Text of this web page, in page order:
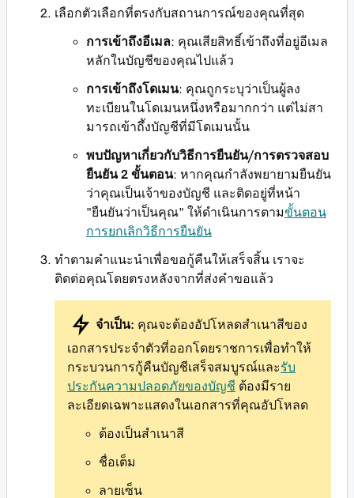
เลือกตัวเลือกที่ตรงกับสถานการณ์ของคุณที่สุด
การเข้าถึงอีเมล: คุณเสียสิทธิ์เข้าถึงที่อยู่อีเมล
หลักในบัญชีของคุณไปแล้ว
การเข้าถึงโดเมน: คุณถูกระบุว่าเป็นผู้ลง
ทะเบียนในโดเมนหนึ่งหรือมากกว่า แต่ไม่สา
มารถเข้าถึังบัญชีที่มีโดเมนนั้น
พบปัญหาเกี่ยวกับวิธีการยืนยัน/การตรวจสอบ
ยืนยัน 2 ขั้นตอน: หากคุณกำลังพยายามยืนยัน
ว่าคุณเป็นเจ้าของบัญชี และติดอยู่ที่หน้า
"ยืนยันว่าเป็นคุณ" ให้ดำเนินการตามขั้นตอน
การยกเลิกวิธีการยืนยัน
ทำตามคำแนะนำเพื่อขอกู้คืนให้เสร็จสิ้น เราจะ
ติดต่อคุณโดยตรงหลังจากที่ส่งคำขอแล้ว
จำเป็น: คุณจะต้องอัปโหลดสำเนาสีของ
เอกสารประจำตัวที่ออกโดยราชการเพื่อทำให้
กระบวนการกู้คืนบัญชีเสร็จสมบูรณ์และรับ
ประกันความปลอดภัยของบัญชี ต้องมีราย
ละเอียดเฉพาะแสดงในเอกสารที่คุณอัปโหลด
ต้องเป็นสำเนาสี
ชื่อเต็ม
ลายเซ็น